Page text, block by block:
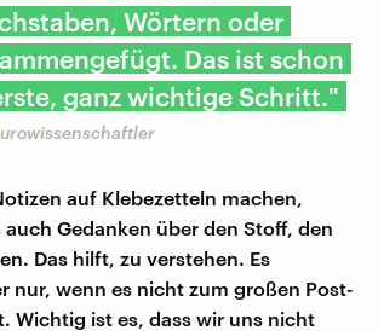
Wörtern oder
Das ist schon
ganz wichtige Schritt."
auf Klebezetteln machen,
Gedanken über den Stoff, den
Das hilft, zu verstehen. Es
nur, wenn es nicht zum großen Post-
Wichtig ist es, dass wir uns nicht